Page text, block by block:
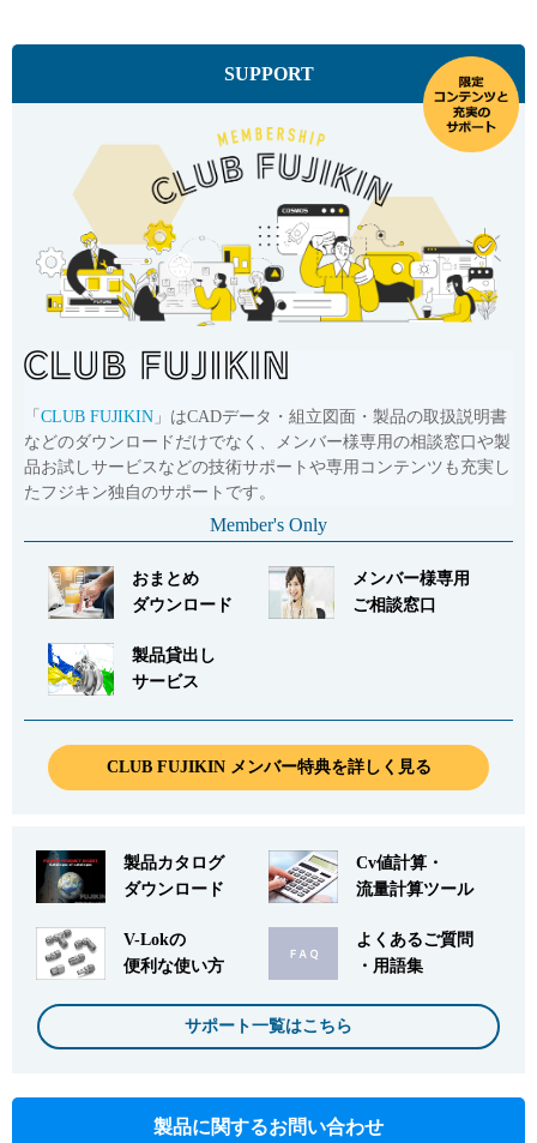
SUPPORT
「 CLUB FUJIKIN 」はCADデータ・組立図面・製品の取扱説明書
などのダウンロードだけでなく、メンバー様専用の相談窓口や製
品お試しサービスなどの技術サポートや専用コンテンツも充実し
たフジキン独自のサポートです。
Member's Only
おまとめ
ダウンロード
メンバー様専用
ご相談窓口
製品貸出し
サービス
CLUB FUJIKIN メンバー特典を詳しく見る
製品カタログ
ダウンロード
Cv値計算・
流量計算ツール
V-Lokの
便利な使い方
よくあるご質問
・用語集
サポート一覧はこちら
製品に関するお問い合わせ